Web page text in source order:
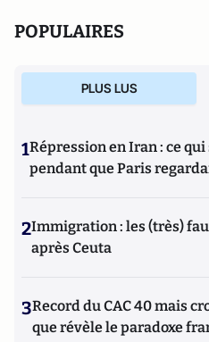
POPULAIRES
PLUS LUS
1Répression en Iran : ce
pendant que Paris
2Immigration : les (très)
après Ceuta
3Record du CAC 40 mais
que révèle le paradoxe